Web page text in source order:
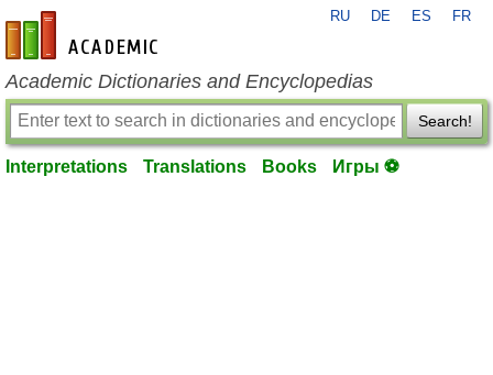
en-academic.com
RU DE ES FR
Academic Dictionaries and Encyclopedias
Search!
Interpretations Translations Books Игры ⚽